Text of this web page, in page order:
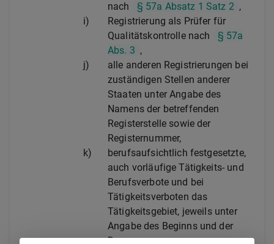
nach
§ 57a Absatz 1 Satz 2 ,
i)
Registrierung als Prüfer für
Qualitätskontrolle nach
§ 57a
Abs. 3 ,
j)
alle anderen Registrierungen bei
zuständigen Stellen anderer
Staaten unter Angabe des
Namens der betreffenden
Registerstelle sowie der
Registernummer,
k)
berufsaufsichtlich festgesetzte,
auch vorläufige Tätigkeits- und
Berufsverbote und bei
Tätigkeitsverboten das
Tätigkeitsgebiet, jeweils unter
Angabe des Beginns und der
Dauer,